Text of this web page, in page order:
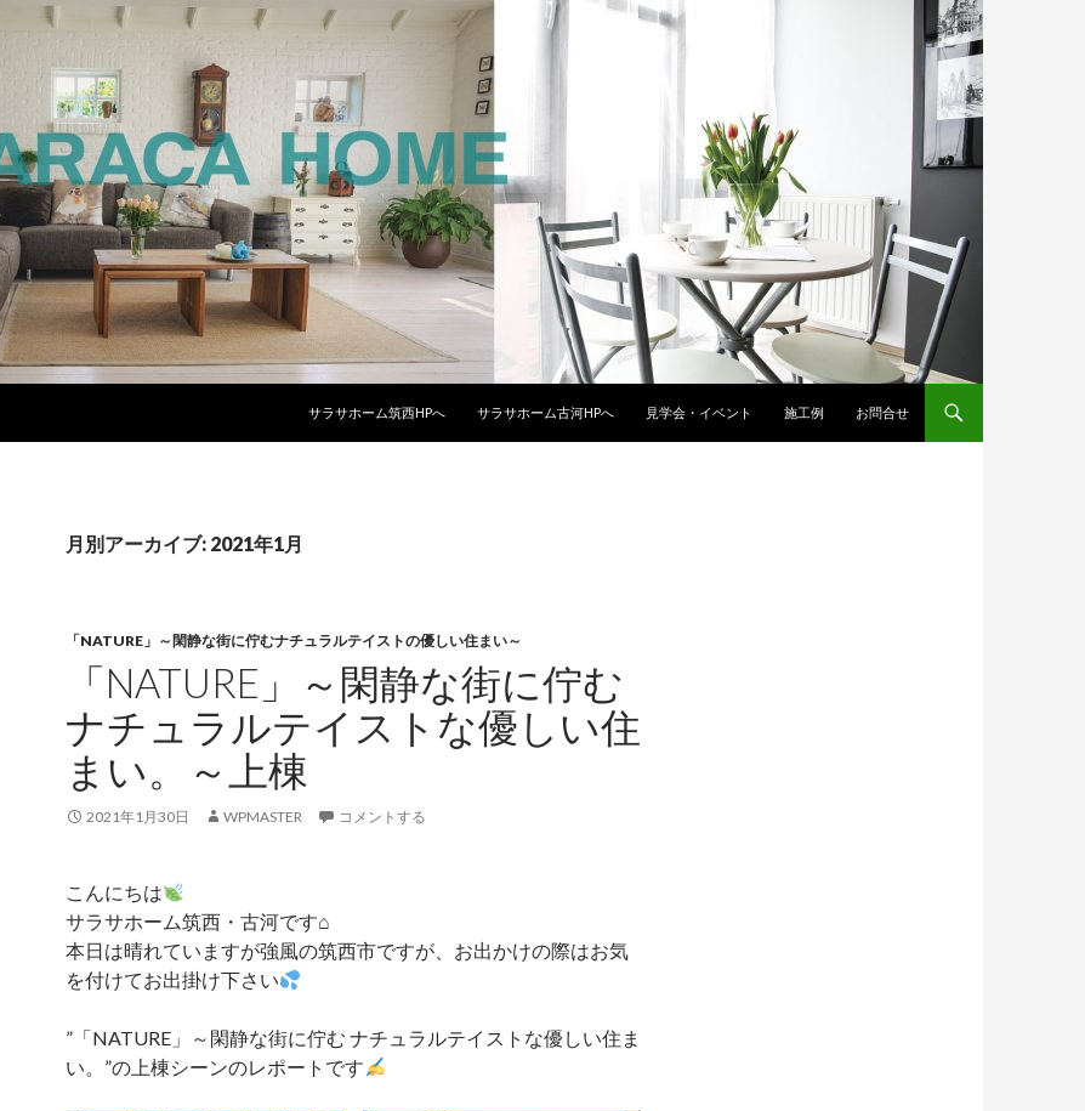
サラサホーム筑西HPへ
サラサホーム古河HPへ 見学会・イベント 施工例 お問合せ
月別アーカイブ: 2021年1月
「NATURE」～閑静な街に佇むナチュラルテイストの優しい住まい～
「NATURE」～閑静な街に佇む
ナチュラルテイストな優しい住
まい。～上棟
2021年1月30日 WPMASTER コメントする
こんにちは
サラサホーム筑西・古河です⌂
本日は晴れていますが強風の筑西市ですが、お出かけの際はお気
を付けてお出掛け下さい
”「NATURE」～閑静な街に佇む ナチュラルテイストな優しい住ま
い。”の上棟シーンのレポートです